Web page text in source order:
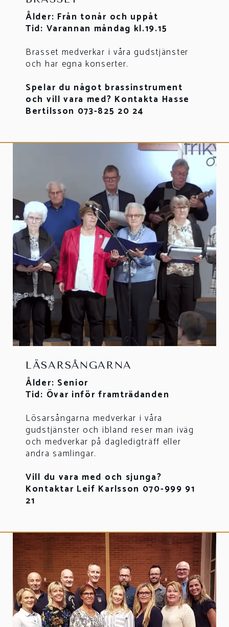
Ålder: Från tonår och uppåt
Tid: Varannan måndag kl.19.15
Brasset medverkar i våra gudstjänster
och har egna konserter.
Spelar du något brassinstrument
och vill vara med? Kontakta Hasse
Bertilsson 073-825 20 24
LÄSARSÅNGARNA
Ålder: Senior
Tid: Övar inför framträdanden
Lösarsångarna medverkar i våra
gudstjänster och ibland reser man iväg
och medverkar på dagledigträff eller
andra samlingar.
Vill du vara med och sjunga?
Kontaktar Leif Karlsson 070-999 91
21